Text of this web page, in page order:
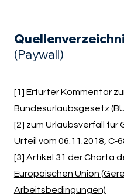
(Paywall)
[1] Erfurter Kommentar
Bundesurlaubsgesetz
[2] zum Urlaubsverfall für
Urteil vom 06.11.2018,
[3] Artikel 31 der Charta
Europäischen Union
Arbeitsbedingungen)